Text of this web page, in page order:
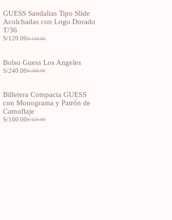
GUESS Sandalias Tipo Slide
Acolchadas con Logo Dorado
T/36
S/140.00
S/120.00
Bolso Guess Los Angeles
S/260.00
S/240.00
Billetera Compacta GUESS
con Monograma y Patrón de
Camuflaje
S/120.00
S/100.00